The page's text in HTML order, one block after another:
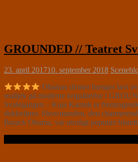
GROUNDED // Teatret
23. april 201710. september 2018
Obamas droner hænger lavt
realtjek på moderne krigsførelse i
Svalegangen – Kaja Kamuk er
dukkefører. Showmanden, den
Barack Obama, var utroligt populær